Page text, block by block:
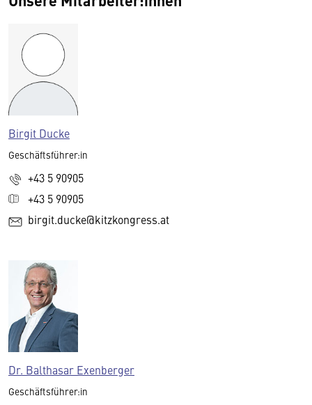
Birgit Ducke
Geschäftsführer:in
+43 5 90905
+43 5 90905
birgit.ducke@kitzkongress.at
Dr. Balthasar Exenberger
Geschäftsführer:in